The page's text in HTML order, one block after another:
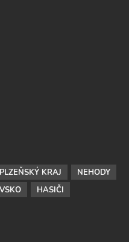
PLZEŇSKÝ KRAJ
NEHODY
HASIČI